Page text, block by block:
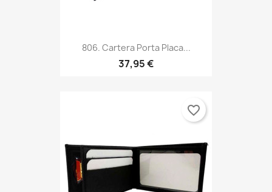
806. Cartera Porta Placa...
37,95 €
favorite_border